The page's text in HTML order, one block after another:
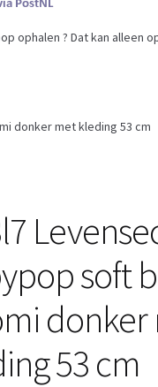
ophalen ? Dat kan alleen
donker met kleding 53 cm
soft
53 cm